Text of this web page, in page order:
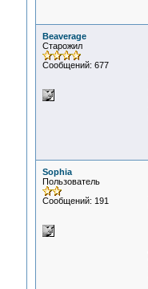
Beaverage
Старожил
Сообщений: 677
Sophia
Пользователь
Сообщений: 191